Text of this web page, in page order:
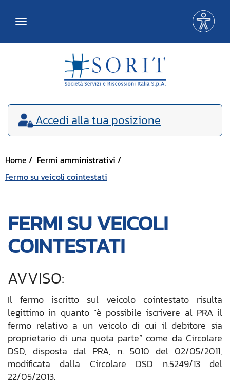
Toggle
Accedi alla tua posizione
Home
Fermi amministrativi
Fermo su veicoli cointestati
FERMI SU VEICOLI
COINTESTATI
AVVISO:
Il fermo iscritto sul veicolo cointestato risulta
legittimo in quanto “è possibile iscrivere al PRA il
fermo relativo a un veicolo di cui il debitore sia
proprietario di una quota parte” come da Circolare
DSD, disposta dal PRA, n. 5010 del 02/05/2011,
modificata dalla Circolare DSD n.5249/13 del
22/05/2013.